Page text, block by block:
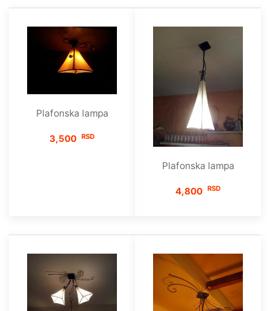
Plafonska lampa
3,500 RSD
Plafonska lampa
4,800 RSD